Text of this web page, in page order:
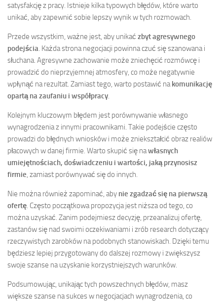
satysfakcję z pracy. Istnieje kilka typowych błędów, które warto
unikać, aby zapewnić sobie lepszy wynik w tych rozmowach.
Przede wszystkim, ważne jest, aby unikać zbyt agresywnego
podejścia. Każda strona negocjacji powinna czuć się szanowana i
słuchana. Agresywne zachowanie może zniechęcić rozmówcę i
prowadzić do nieprzyjemnej atmosfery, co może negatywnie
wpłynąć na rezultat. Zamiast tego, warto postawić na komunikację
opartą na zaufaniu i współpracy.
Kolejnym kluczowym błędem jest porównywanie własnego
wynagrodzenia z innymi pracownikami. Takie podejście często
prowadzi do błędnych wniosków i może zniekształcić obraz realiów
płacowych w danej firmie. Warto skupić się nawłasnych
umiejętnościach, doświadczeniu i wartości, jaką przynosisz
firmie, zamiast porównywać się do innych.
Nie można również zapominać, aby nie zgadzać się na pierwszą
ofertę. Często początkowa propozycja jest niższa od tego, co
można uzyskać. Zanim podejmiesz decyzję, przeanalizuj ofertę,
zastanów się nad swoimi oczekiwaniami i zrób research dotyczący
rzeczywistych zarobków na podobnych stanowiskach. Dzięki temu
będziesz lepiej przygotowany do dalszej rozmowy i zwiększysz
swoje szanse na uzyskanie korzystniejszych warunków.
Podsumowując, unikając tych powszechnych błędów, masz
większe szanse na sukces w negocjacjach wynagrodzenia, co